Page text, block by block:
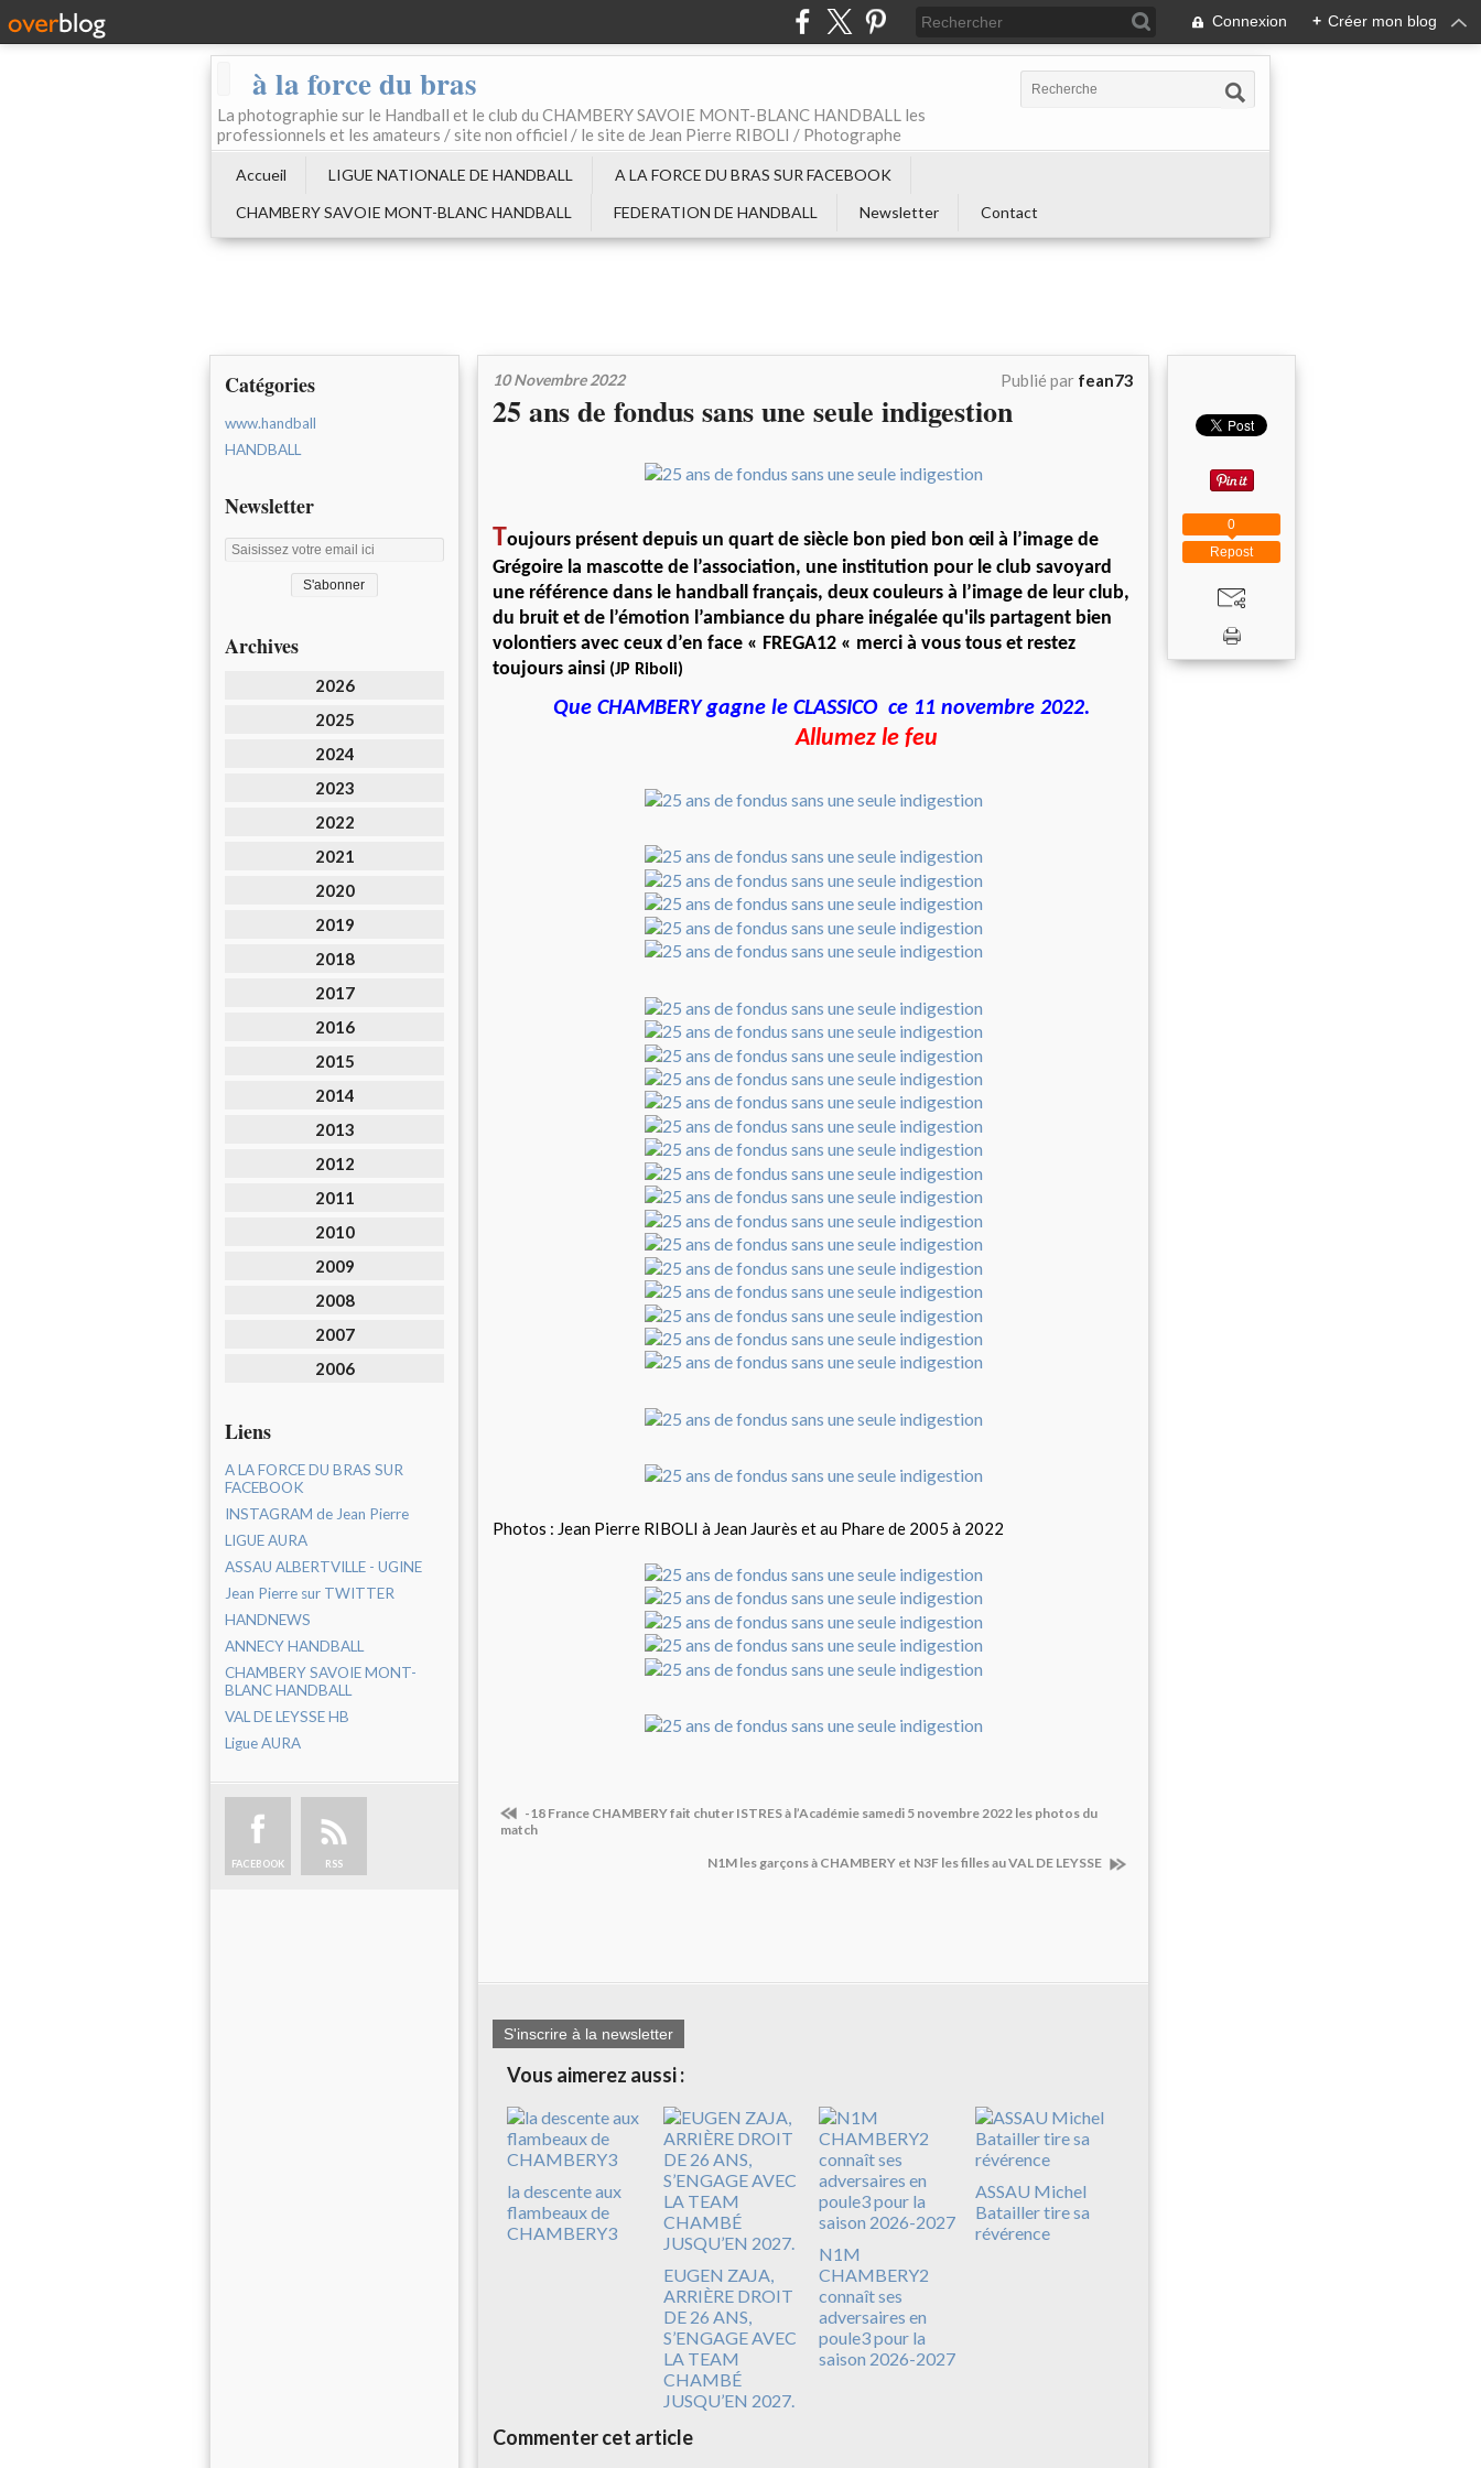
Connexion + Créer mon blog
à la force du bras
La photographie sur le Handball et le club du CHAMBERY SAVOIE MONT-BLANC HANDBALL les
professionnels et les amateurs / site non officiel / le site de Jean Pierre RIBOLI / Photographe
Accueil LIGUE NATIONALE DE HANDBALL
A LA FORCE DU BRAS SUR FACEBOOK
CHAMBERY SAVOIE MONT-BLANC HANDBALL
FEDERATION DE HANDBALL Newsletter Contact
Catégories
www.handball
HANDBALL
Newsletter
Archives
2026
2025
2024
2023
2022
2021
2020
2019
2018
2017
2016
2015
2014
2013
2012
2011
2010
2009
2008
2007
2006
Liens
A LA FORCE DU BRAS SUR
FACEBOOK
INSTAGRAM de Jean Pierre
LIGUE AURA
ASSAU ALBERTVILLE - UGINE
Jean Pierre sur TWITTER
HANDNEWS
ANNECY HANDBALL
CHAMBERY SAVOIE MONT-
BLANC HANDBALL
VAL DE LEYSSE HB
Ligue AURA
FACEBOOK RSS
10 Novembre 2022 Publié par fean73
25 ans de fondus sans une seule indigestion
Toujours présent depuis un quart de siècle bon pied bon œil à l’image de
Grégoire la mascotte de l’association, une institution pour le club savoyard
une référence dans le handball français, deux couleurs à l’image de leur club,
du bruit et de l’émotion l’ambiance du phare inégalée qu'ils partagent bien
volontiers avec ceux d’en face « FREGA12 « merci à vous tous et restez
toujours ainsi (JP Riboli)
Que CHAMBERY gagne le CLASSICO ce 11 novembre 2022.
Allumez le feu
Photos : Jean Pierre RIBOLI à Jean Jaurès et au Phare de 2005 à 2022
-18 France CHAMBERY fait chuter ISTRES à l’Académie samedi 5 novembre 2022 les photos du
match
N1M les garçons à CHAMBERY et N3F les filles au VAL DE LEYSSE
S'inscrire à la newsletter
Vous aimerez aussi :
la descente aux
flambeaux de
CHAMBERY3
EUGEN ZAJA,
ARRIÈRE DROIT
DE 26 ANS,
S’ENGAGE AVEC
LA TEAM
CHAMBÉ
JUSQU’EN 2027.
N1M
CHAMBERY2
connaît ses
adversaires en
poule3 pour la
saison 2026-2027
ASSAU Michel
Batailler tire sa
révérence
Commenter cet article
Repost
0